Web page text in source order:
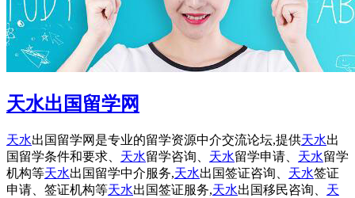
天水出国留学网
天水出国留学网是专业的留学资源中介交流论坛,提供天水出
国留学条件和要求、 天水留学咨询、 天水留学申请、 天水留学
机构等天水出国留学中介服务,天水出国签证咨询、 天水签证
申请、签证机构等天水出国签证服务,天水出国移民咨询、 天